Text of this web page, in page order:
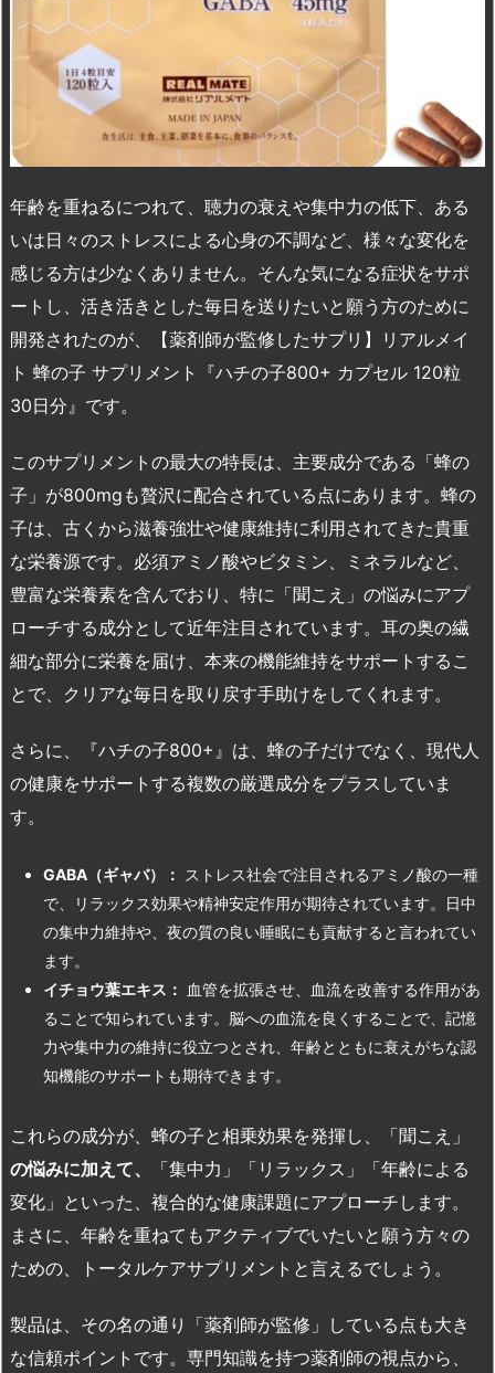
年齢を重ねるにつれて、聴力の衰えや集中力の低下、ある
いは日々のストレスによる心身の不調など、様々な変化を
感じる方は少なくありません。そんな気になる症状をサポ
ートし、活き活きとした毎日を送りたいと願う方のために
開発されたのが、【薬剤師が監修したサプリ】リアルメイ
ト 蜂の子 サプリメント『ハチの子800+ カプセル 120粒
30日分』です。
このサプリメントの最大の特長は、主要成分である「蜂の
子」が800mgも贅沢に配合されている点にあります。蜂の
子は、古くから滋養強壮や健康維持に利用されてきた貴重
な栄養源です。必須アミノ酸やビタミン、ミネラルなど、
豊富な栄養素を含んでおり、特に「聞こえ」の悩みにアプ
ローチする成分として近年注目されています。耳の奥の繊
細な部分に栄養を届け、本来の機能維持をサポートするこ
とで、クリアな毎日を取り戻す手助けをしてくれます。
さらに、『ハチの子800+』は、蜂の子だけでなく、現代人
の健康をサポートする複数の厳選成分をプラスしていま
す。
GABA （ギャバ）： ストレス社会で注目されるアミノ酸の一種
で、リラックス効果や精神安定作用が期待されています。日中
の集中力維持や、夜の質の良い睡眠にも貢献すると言われてい
ます。
イチョウ葉エキス：
血管を拡張させ、血流を改善する作用があ
ることで知られています。脳への血流を良くすることで、記憶
力や集中力の維持に役立つとされ、年齢とともに衰えがちな認
知機能のサポートも期待できます。
これらの成分が、蜂の子と相乗効果を発揮し、「聞こえ」
の悩みに加えて、
「集中力」「リラックス」「年齢による
変化」といった、複合的な健康課題にアプローチします。
まさに、年齢を重ねてもアクティブでいたいと願う方々の
ための、トータルケアサプリメントと言えるでしょう。
製品は、その名の通り「薬剤師が監修」している点も大き
な信頼ポイントです。専門知識を持つ薬剤師の視点から、